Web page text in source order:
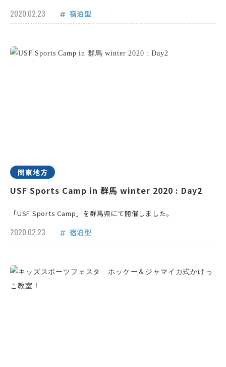
2020.02.23 宿泊型
関東地方
USF Sports Camp in 群馬 winter 2020 : Day2
「USF Sports Camp」を群馬県にて開催しました。
2020.02.23 宿泊型